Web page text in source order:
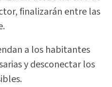
finalizarán entre las
a los habitantes
y desconectar los